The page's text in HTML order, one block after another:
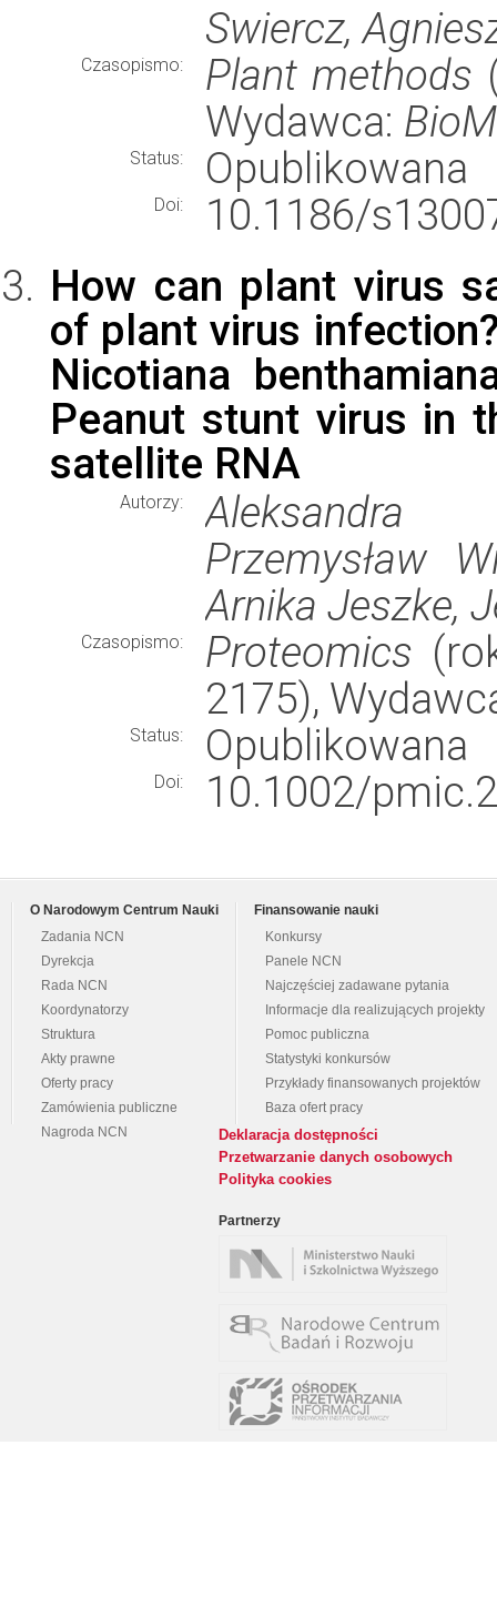
Swiercz,
Czasopismo: Plant methods
Wydawca:
Status: Opublikowana
Doi:
10.1186/
How can plant virus
of plant virus
Nicotiana
Peanut stunt virus in
satellite RNA
Autorzy:
Aleksandra
Przemysław
Arnika Jeszke,
Czasopismo: Proteomics
2175),
Status: Opublikowana
Doi: 10.1002/
O Narodowym Centrum Nauki
Zadania NCN
Dyrekcja
Rada NCN
Koordynatorzy
Struktura
Akty prawne
Oferty pracy
Zamówienia publiczne
Nagroda NCN
Finansowanie nauki
Konkursy
Panele NCN
Najczęściej zadawane pytania
Informacje dla realizujących projekty
Pomoc publiczna
Statystyki konkursów
Przykłady finansowanych projektów
Baza ofert pracy
Deklaracja dostępności
Przetwarzanie danych osobowych
Polityka cookies
Partnerzy